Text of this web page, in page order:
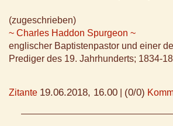
(zugeschrieben)
~ Charles Haddon Spurgeon ~
englischer Baptistenpastor und einer
Prediger des 19. Jahrhunderts; 1834-
Zitante 19.06.2018, 16.00 (0/0)